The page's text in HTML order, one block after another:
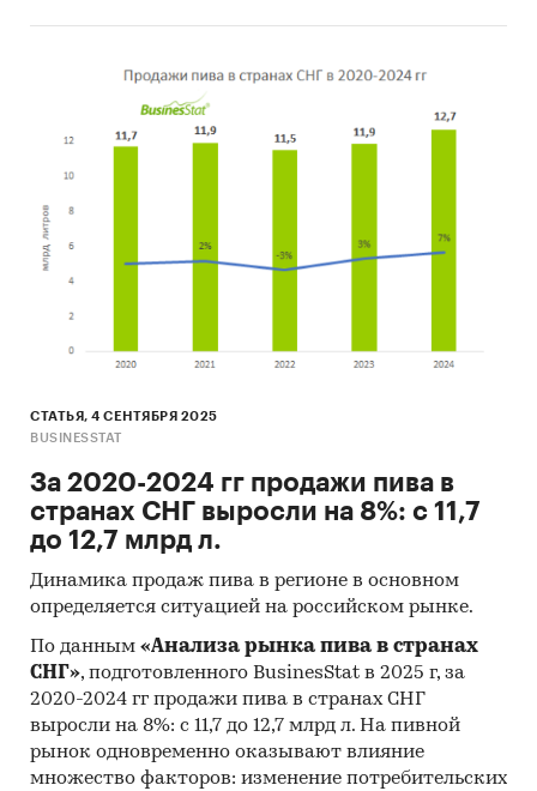
Средние цены производителей:
• Пиво зарубежных торговых марок;
• Отечественное пиво.
Перечень продуктов, анализируемых в
зависимости от доступности статистических
показателей.
Категории: Потребительские товары / ... /
Алкогольные напитки / Пиво
СТАТЬЯ, 4 СЕНТЯБРЯ 2025
BUSINESSTAT
За 2020-2024 гг продажи пива в
странах СНГ выросли на 8%: с 11,7
до 12,7 млрд л.
Динамика продаж пива в регионе в основном
определяется ситуацией на российском рынке.
По данным «Анализа рынка пива в странах
СНГ», подготовленного BusinesStat в 2025 г, за
2020-2024 гг продажи пива в странах СНГ
выросли на 8%: с 11,7 до 12,7 млрд л. На пивной
рынок одновременно оказывают влияние
множество факторов: изменение потребительских